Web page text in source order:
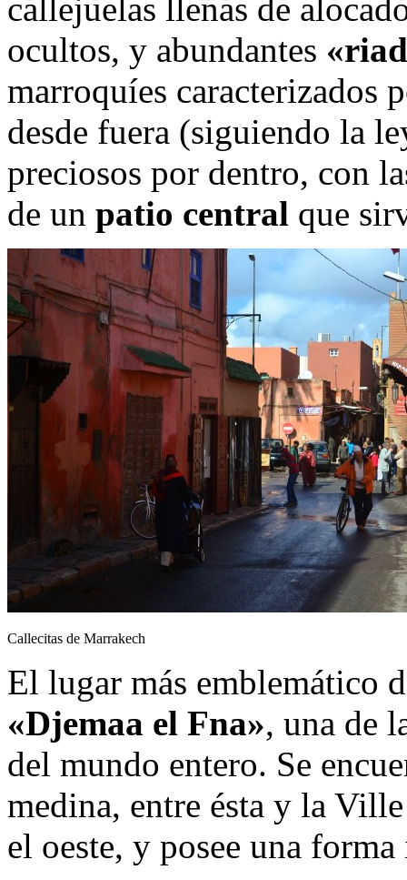
callejuelas llenas de
ocultos, y abundantes
marroquíes caracterizados
desde fuera (siguiendo la
preciosos por dentro, con
de un patio central que
Callecitas de Marrakech
El lugar más emblemático
«Djemaa el Fna», una de
del mundo entero. Se
medina, entre ésta y la
el oeste, y posee una